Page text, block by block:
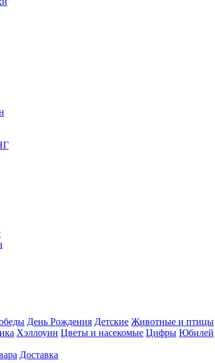
День Рождения Детские Животные и птицы
Хэллоуин Цветы и насекомые Цифры Юбилей
Доставка